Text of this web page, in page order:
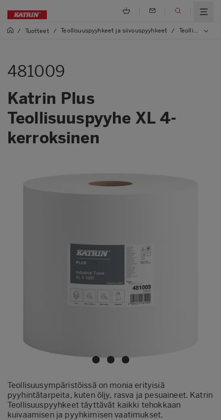
/ Tuotteet / Teollisuuspyyhkeet ja siivouspyyhkeet / Teollisuuspyyhkeet
481009
Katrin Plus
Teollisuuspyyhe XL 4-
kerroksinen
Teollisuusympäristöissä on monia erityisiä
pyyhintätarpeita, kuten öljy, rasva ja pesuaineet. Katrin
Teollisuuspyyhkeet täyttävät kaikki tehokkaan
kuivaamisen ja pyyhkimisen vaatimukset.